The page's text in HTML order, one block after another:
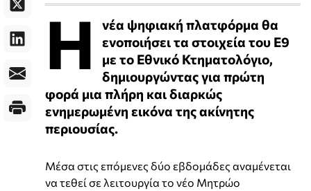
Η
νέα ψηφιακή πλατφόρμα θα
ενοποιήσει τα στοιχεία του Ε9
με το Εθνικό Κτηματολόγιο,
δημιουργώντας για πρώτη
φορά μια πλήρη και διαρκώς
ενημερωμένη εικόνα της ακίνητης
περιουσίας.
Μέσα στις επόμενες δύο εβδομάδες αναμένεται
να τεθεί σε λειτουργία το νέο Μητρώο